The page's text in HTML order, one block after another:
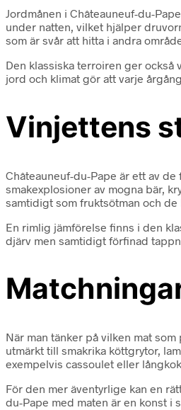
Jordmånen i Châteauneuf-du-
under natten, vilket hjälper
som är svår att hitta i andra
Den klassiska terroiren ger
jord och klimat gör att varje
Vinjettens
Châteauneuf-du-Pape är ett av
smakexplosioner av mogna bär,
samtidigt som fruktsötman och
En rimlig jämförelse finns i den
djärv men samtidigt förfinad
När man tänker på vilken mat
utmärkt till smakrika köttgrytor,
exempelvis cassoulet eller
För den mer äventyrlige kan en
du-Pape med maten är en konst i